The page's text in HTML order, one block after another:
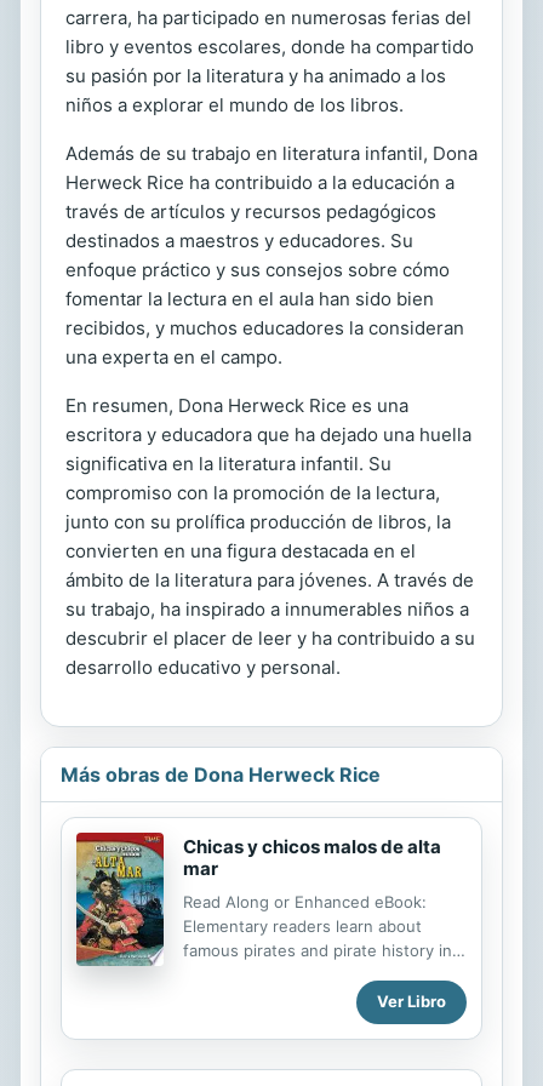
carrera, ha participado en numerosas ferias del
libro y eventos escolares, donde ha compartido
su pasión por la literatura y ha animado a los
niños a explorar el mundo de los libros.
Además de su trabajo en literatura infantil, Dona
Herweck Rice ha contribuido a la educación a
través de artículos y recursos pedagógicos
destinados a maestros y educadores. Su
enfoque práctico y sus consejos sobre cómo
fomentar la lectura en el aula han sido bien
recibidos, y muchos educadores la consideran
una experta en el campo.
En resumen, Dona Herweck Rice es una
escritora y educadora que ha dejado una huella
significativa en la literatura infantil. Su
compromiso con la promoción de la lectura,
junto con su prolífica producción de libros, la
convierten en una figura destacada en el
ámbito de la literatura para jóvenes. A través de
su trabajo, ha inspirado a innumerables niños a
descubrir el placer de leer y ha contribuido a su
desarrollo educativo y personal.
Más obras de Dona Herweck Rice
Chicas y chicos malos de alta
mar
Read Along or Enhanced eBook:
Elementary readers learn about
famous pirates and pirate history in
nonfiction title. Through colorful
images, fascinating facts,
stories, children will learn about
Ver Libro